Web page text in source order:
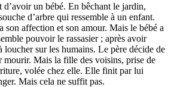
un bébé. En bêchant le jardin,
d’arbre qui ressemble à un enfant.
son affection et son amour. Mais le bébé a
pouvoir le rassasier ; après avoir
loucher sur les humains. Le père décide de
mourir. Mais la fille des voisins, prise de
volée chez elle. Elle finit par lui
Mais cela ne suffit pas.